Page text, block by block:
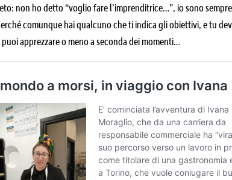
non ho detto “voglio fare l’imprenditrice…”, io sono
comunque hai qualcuno che ti indica gli obiettivi, e tu
apprezzare o meno a seconda dei momenti…